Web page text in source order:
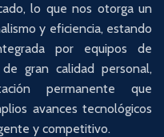
lo que nos otorga un
y eficiencia, estando
por equipos de
gran calidad personal,
permanente que
avances tecnológicos
y competitivo.